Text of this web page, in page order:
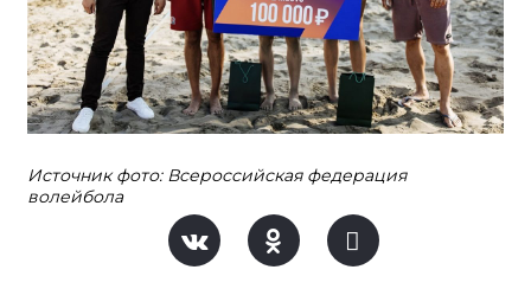
Источник фото: Всероссийская федерация
волейбола